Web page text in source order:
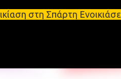
Ενοικιάσεις